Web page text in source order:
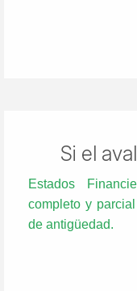
Si el
Estados
completo y
de antigüedad.